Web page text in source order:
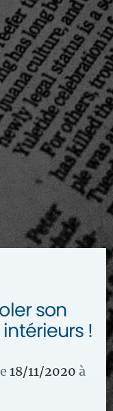
son
!
18/11/2020 à